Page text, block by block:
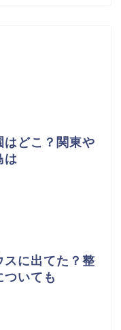
はどこ？関東や
は
スに出てた？整
ついても